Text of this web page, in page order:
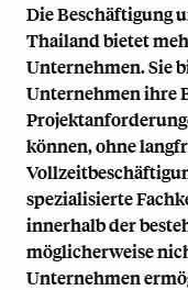
Die Beschäftigung
Thailand bietet
Unternehmen. Sie
Unternehmen ihre
können, ohne
spezialisierte
innerhalb der
möglicherweise
Unternehmen